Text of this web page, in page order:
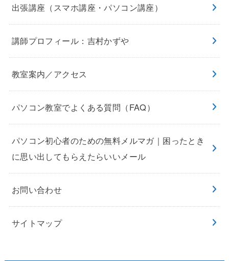
出張講座（スマホ講座・パソコン講座）
講師プロフィール：吉村かずや
教室案内／アクセス
パソコン教室でよくある質問（FAQ）
パソコン初心者のための無料メルマガ｜困ったとき
に思い出してもらえたらいいメール
お問い合わせ
サイトマップ